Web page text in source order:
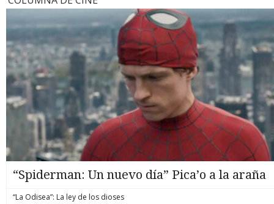
“Spiderman: Un nuevo día” Pica’o a la araña
“La Odisea”: La ley de los dioses